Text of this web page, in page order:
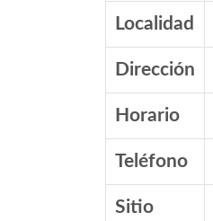
Localidad
Dirección
Horario
Teléfono
Sitio